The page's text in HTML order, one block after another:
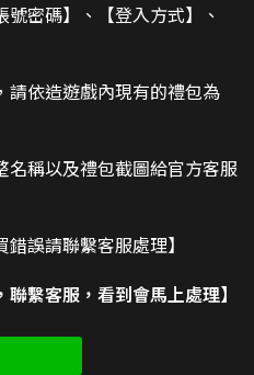
密碼】、【登入方式】、
請依造遊戲內現有的禮包為
名稱以及禮包截圖給官方客服
誤請聯繫客服處理】
繫客服，看到會馬上處理】